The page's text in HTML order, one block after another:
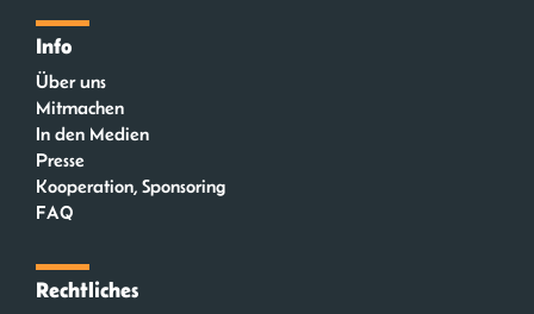
Info
Über uns
Mitmachen
In den Medien
Presse
Kooperation, Sponsoring
FAQ
Rechtliches